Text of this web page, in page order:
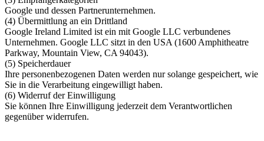
Google und dessen Partnerunternehmen.
(4) Übermittlung an ein Drittland
Google Ireland Limited ist ein mit Google LLC verbundenes
Unternehmen. Google LLC sitzt in den USA (1600 Amphitheatre
Parkway, Mountain View, CA 94043).
(5) Speicherdauer
Ihre personenbezogenen Daten werden nur solange gespeichert, wie
Sie in die Verarbeitung eingewilligt haben.
(6) Widerruf der Einwilligung
Sie können Ihre Einwilligung jederzeit dem Verantwortlichen
gegenüber widerrufen.